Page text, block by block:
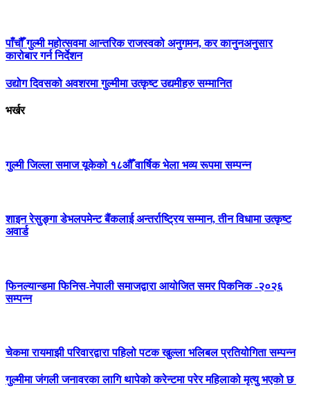
पाँचौँ गुल्मी महोत्सवमा आन्तरिक राजस्वको अनुगमन, कर कानुनअनुसार
कारोबार गर्न निर्देशन
उद्योग दिवसको अवशरमा गुल्मीमा उत्कृष्ट उद्यमीहरु सम्मानित
भर्खर
गुल्मी जिल्ला समाज यूकेको १८औँ वार्षिक भेला भव्य रूपमा सम्पन्न
शाइन रेसुङ्गा डेभलपमेन्ट बैंकलाई अन्तर्राष्ट्रिय सम्मान, तीन विधामा उत्कृष्ट
अवार्ड
फिनल्यान्डमा फिनिस-नेपाली समाजद्वारा आयोजित समर पिकनिक -२०२६
सम्पन्न
चेकमा रायमाझी परिवारद्वारा पहिलो पटक खुल्ला भलिबल प्रतियोगिता सम्पन्न
गुल्मीमा जंगली जनावरका लागि थापेको करेन्टमा परेर महिलाको मृत्यु भएको छ